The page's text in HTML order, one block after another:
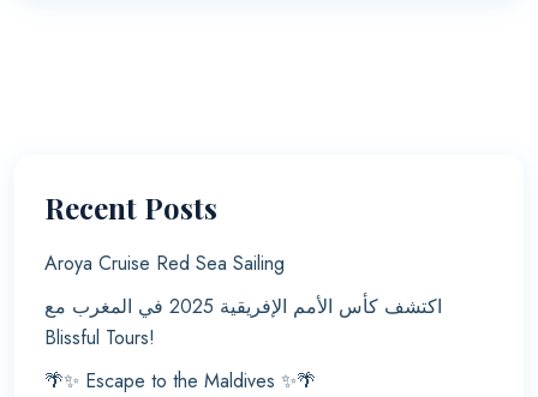
Recent Posts
Aroya Cruise Red Sea Sailing
اكتشف كأس الأمم الإفريقية 2025 في المغرب مع
Blissful Tours!
🌴✨ Escape to the Maldives ✨🌴